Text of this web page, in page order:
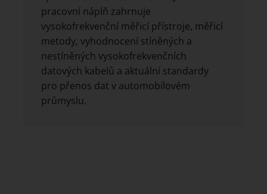
pracovní náplň zahrnuje
vysokofrekvenční měřicí přístroje, měřicí
metody, vyhodnocení stíněných a
nestíněných vysokofrekvenčních
datových kabelů a aktuální standardy
pro přenos dat v automobilovém
průmyslu.